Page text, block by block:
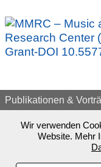
Publikationen &
Wir verwenden
Website. Mehr